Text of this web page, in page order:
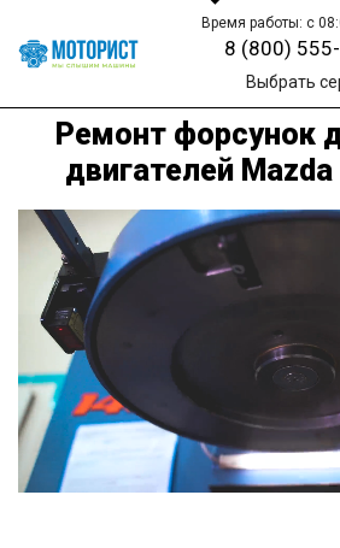
Время работы: с
8 (800)
Выбрать
Ремонт форсунок
двигателей